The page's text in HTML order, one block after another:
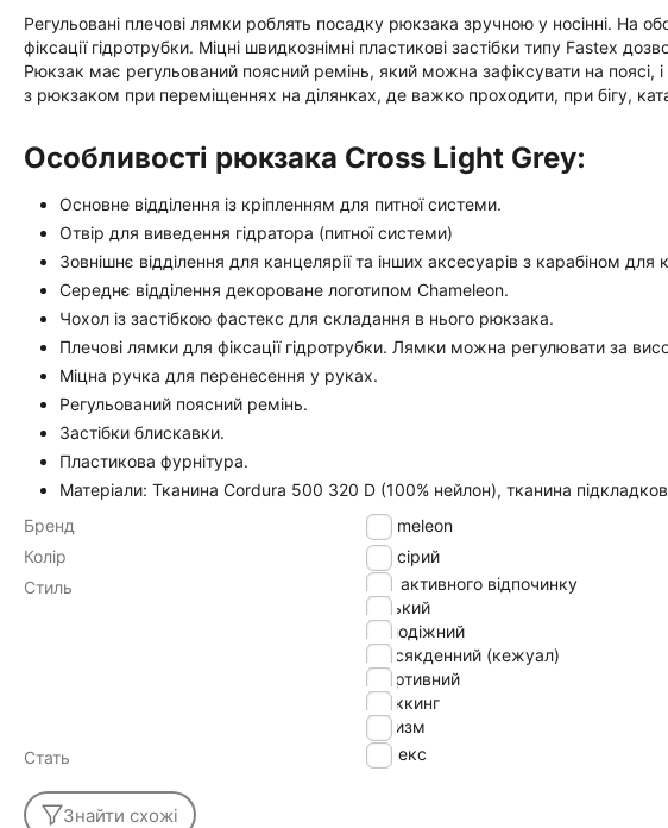
Регульовані плечові лямки роблять посадку рюкзака зручною у носінні. На
фіксації гідротрубки. Міцні швидкознімні пластикові застібки типу Fastex
Рюкзак має регульований поясний ремінь, який можна зафіксувати на поясі, і
з рюкзаком при переміщеннях на ділянках, де важко проходити, при бігу,
Особливості рюкзака Сross Light Grey:
Основне відділення із кріпленням для питної системи.
Отвір для виведення гідратора (питної системи)
Зовнішнє відділення для канцелярії та інших аксесуарів з карабіном для
Середнє відділення декороване логотипом Chameleon.
Чохол із застібкою фастекс для складання в нього рюкзака.
Плечові лямки для фіксації гідротрубки. Лямки можна регулювати за
Міцна ручка для перенесення у руках.
Регульований поясний ремінь.
Застібки блискавки.
Пластикова фурнітура.
Матеріали: Тканина Cordura 500 320 D (100% нейлон), тканина
Бренд
Chameleon
Колір
сірий
Стиль
для активного відпочинку
міський
молодіжний
повсякденний (кежуал)
спортивний
треккинг
туризм
Стать
Унісекс
Знайти схожі